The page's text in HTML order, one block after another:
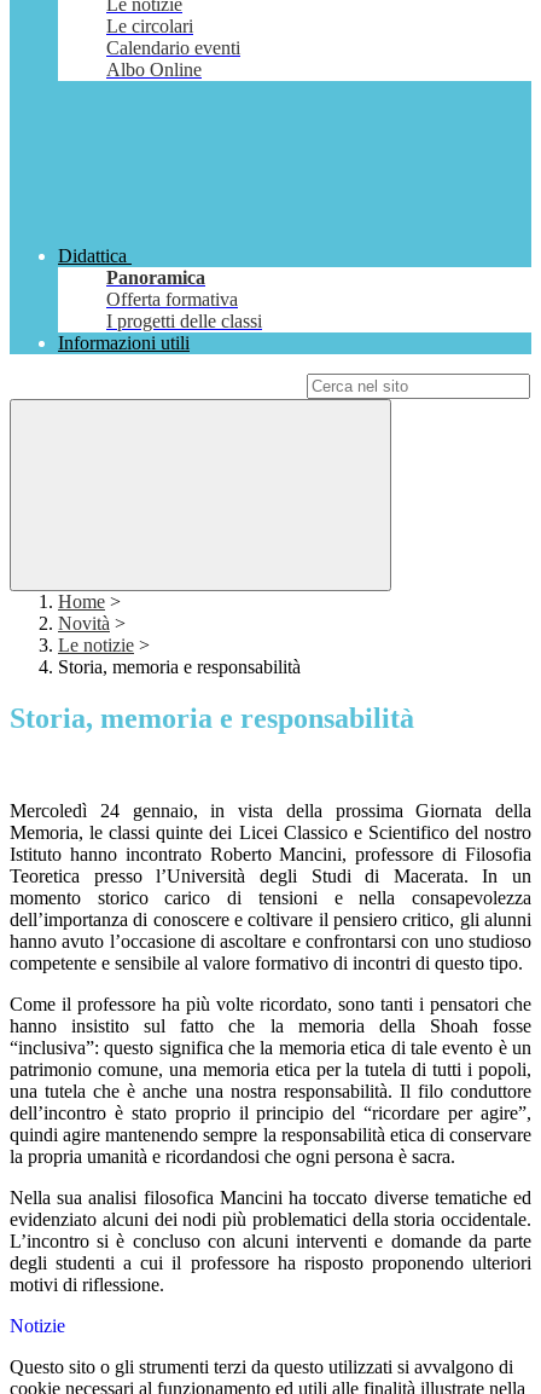
Le notizie
Le circolari
Calendario eventi
Albo Online
Didattica
Panoramica
Offerta formativa
I progetti delle classi
Informazioni utili
Home >
Novità >
Le notizie >
Storia, memoria e responsabilità
Storia, memoria e responsabilità
Mercoledì 24 gennaio, in vista della prossima Giornata della
Memoria, le classi quinte dei Licei Classico e Scientifico del nostro
Istituto hanno incontrato Roberto Mancini, professore di Filosofia
Teoretica presso l’Università degli Studi di Macerata. In un
momento storico carico di tensioni e nella consapevolezza
dell’importanza di conoscere e coltivare il pensiero critico, gli alunni
hanno avuto l’occasione di ascoltare e confrontarsi con uno studioso
competente e sensibile al valore formativo di incontri di questo tipo.
Come il professore ha più volte ricordato, sono tanti i pensatori che
hanno insistito sul fatto che la memoria della Shoah fosse
“inclusiva”: questo significa che la memoria etica di tale evento è un
patrimonio comune, una memoria etica per la tutela di tutti i popoli,
una tutela che è anche una nostra responsabilità. Il filo conduttore
dell’incontro è stato proprio il principio del “ricordare per agire”,
quindi agire mantenendo sempre la responsabilità etica di conservare
la propria umanità e ricordandosi che ogni persona è sacra.
Nella sua analisi filosofica Mancini ha toccato diverse tematiche ed
evidenziato alcuni dei nodi più problematici della storia occidentale.
L’incontro si è concluso con alcuni interventi e domande da parte
degli studenti a cui il professore ha risposto proponendo ulteriori
motivi di riflessione.
Notizie
Questo sito o gli strumenti terzi da questo utilizzati si avvalgono di
cookie necessari al funzionamento ed utili alle finalità illustrate nella